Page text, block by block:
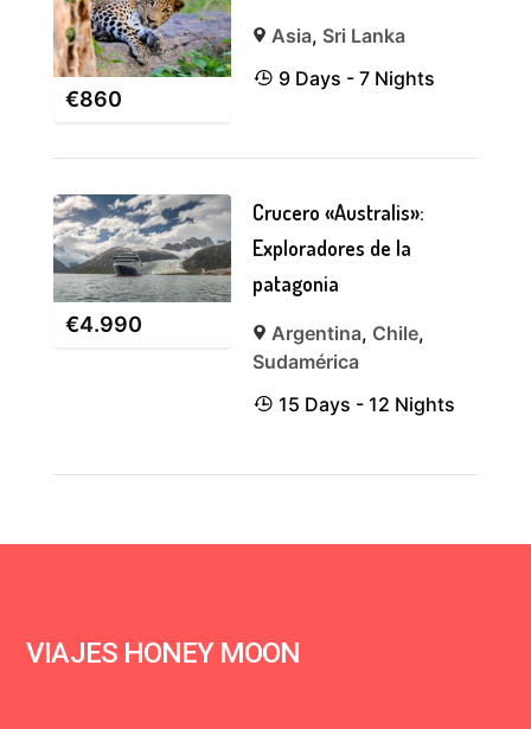
€860
Asia, Sri Lanka
9 Days - 7 Nights
€4.990
Crucero «Australis»:
Exploradores de la
patagonia
Argentina, Chile,
Sudamérica
15 Days - 12 Nights
VIAJES HONEY MOON